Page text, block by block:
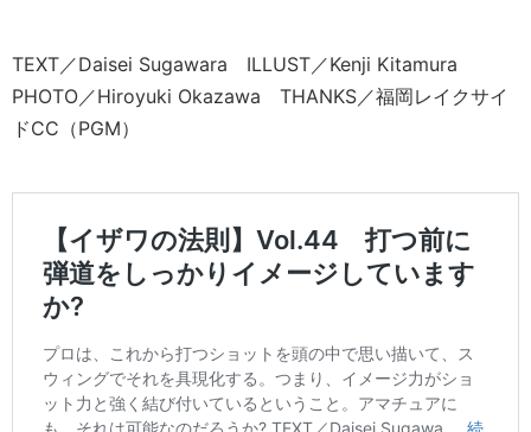
TEXT／Daisei Sugawara ILLUST／Kenji Kitamura
PHOTO／Hiroyuki Okazawa THANKS／福岡レイクサイ
ドCC（PGM）